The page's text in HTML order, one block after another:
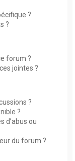
?
?
forum ?
jointes ?
?
?
d’abus ou
du forum ?